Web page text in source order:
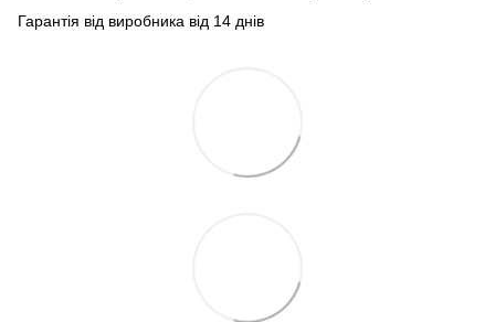
Гарантія від виробника від 14 днів